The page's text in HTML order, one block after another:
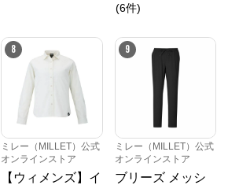
(6件)
8
ミレー（MILLET）公式
オンラインストア
【ウィメンズ】イ
9
ミレー（MILLET）公式
オンラインストア
ブリーズ メッシ